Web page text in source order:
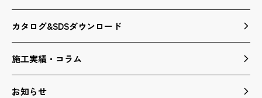
カタログ&SDSダウンロード
施工実績・コラム
お知らせ